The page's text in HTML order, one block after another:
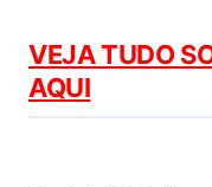
VEJA TUDO
AQUI